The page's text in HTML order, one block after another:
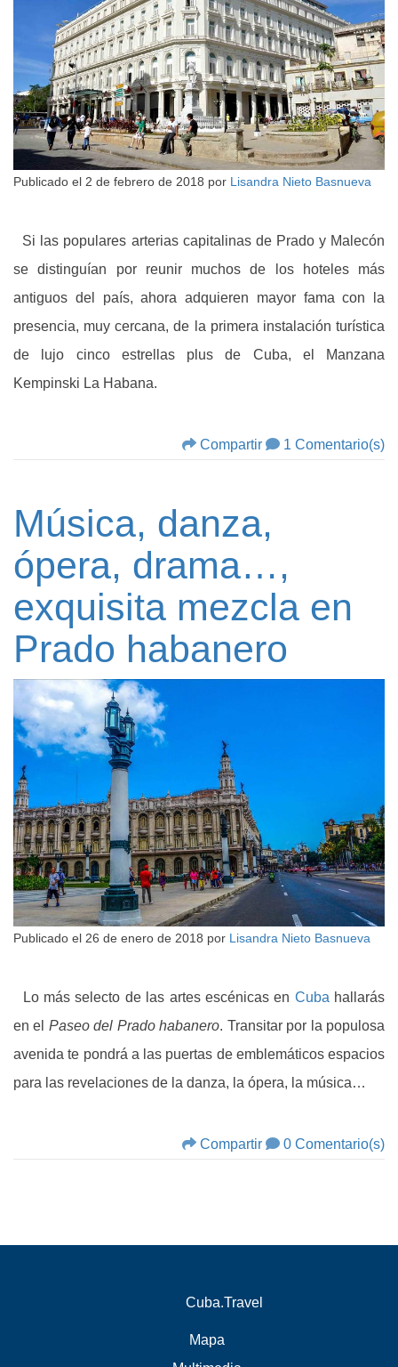
Publicado el 2 de febrero de 2018 por Lisandra Nieto Basnueva
Si las populares arterias capitalinas de Prado y Malecón
se distinguían por reunir muchos de los hoteles más
antiguos del país, ahora adquieren mayor fama con la
presencia, muy cercana, de la primera instalación turística
de lujo cinco estrellas plus de Cuba, el Manzana
Kempinski La Habana.
Compartir 1 Comentario(s)
Música, danza,
ópera, drama…,
exquisita mezcla en
Prado habanero
Publicado el 26 de enero de 2018 por Lisandra Nieto Basnueva
Lo más selecto de las artes escénicas en Cuba hallarás
en el Paseo del Prado habanero. Transitar por la populosa
avenida te pondrá a las puertas de emblemáticos espacios
para las revelaciones de la danza, la ópera, la música…
Compartir 0 Comentario(s)
Cuba.Travel
Mapa